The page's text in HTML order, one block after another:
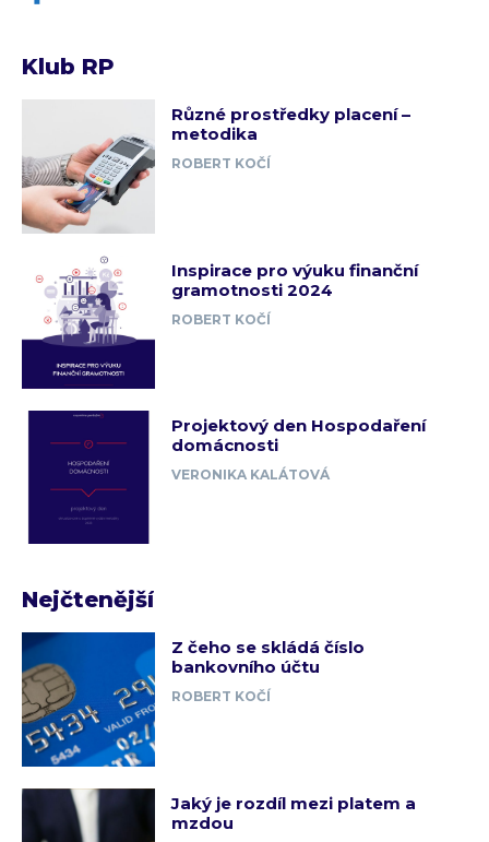
Klub RP
Různé prostředky placení –
metodika
ROBERT KOČÍ
Inspirace pro výuku finanční
gramotnosti 2024
ROBERT KOČÍ
Projektový den Hospodaření
domácnosti
VERONIKA KALÁTOVÁ
Nejčtenější
Z čeho se skládá číslo
bankovního účtu
ROBERT KOČÍ
Jaký je rozdíl mezi platem a
mzdou